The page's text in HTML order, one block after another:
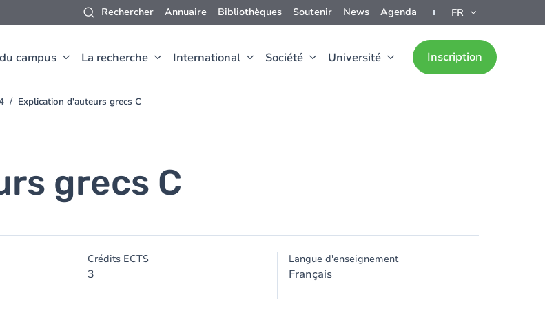
Rechercher Annuaire Bibliothèques Soutenir News Agenda FR
campus La recherche International Société Université Inscription
Explication d'auteurs grecs C
grecs C
Crédits ECTS
3
Langue d'enseignement
Français